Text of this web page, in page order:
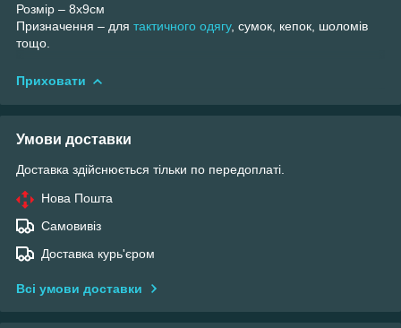
Розмір – 8х9см
Призначення – для тактичного одягу, сумок, кепок, шоломів
тощо.
Приховати
Умови доставки
Доставка здійснюється тільки по передоплаті.
Нова Пошта
Самовивіз
Доставка курь'єром
Всі умови доставки